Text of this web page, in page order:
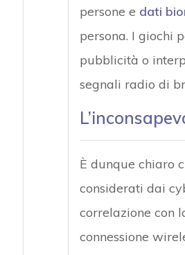
persone e dati
persona. I giochi
pubblicità o
segnali radio di
È dunque chiaro
considerati dai
correlazione con
connessione